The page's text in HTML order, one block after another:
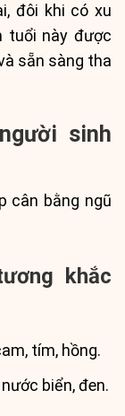
đôi khi có xu
tuổi này được
sẵn sàng tha
sinh
cân bằng ngũ
khắc
tím, hồng.
biển, đen.